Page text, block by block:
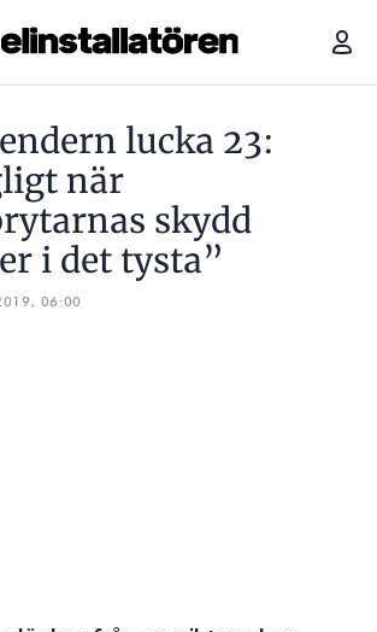
lucka 23:
när
skydd
i det tysta”
06:00